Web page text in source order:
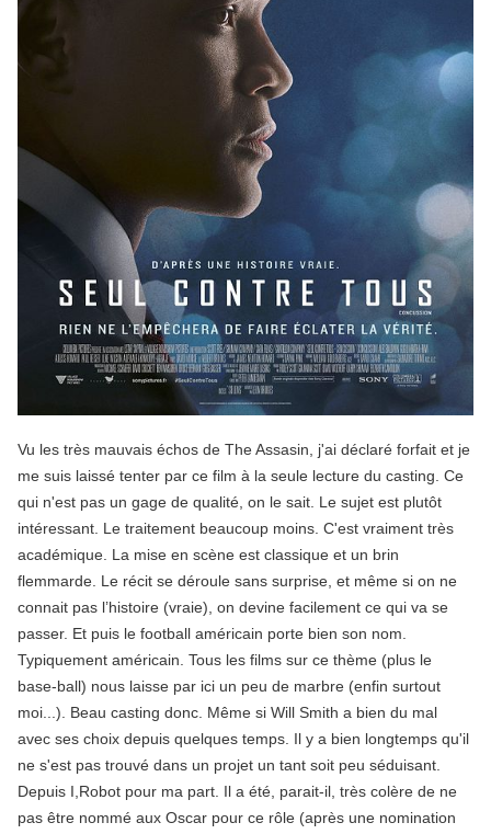
Vu les très mauvais échos de The Assasin, j'ai déclaré forfait et je
me suis laissé tenter par ce film à la seule lecture du casting. Ce
qui n'est pas un gage de qualité, on le sait. Le sujet est plutôt
intéressant. Le traitement beaucoup moins. C'est vraiment très
académique. La mise en scène est classique et un brin
flemmarde. Le récit se déroule sans surprise, et même si on ne
connait pas l’histoire (vraie), on devine facilement ce qui va se
passer. Et puis le football américain porte bien son nom.
Typiquement américain. Tous les films sur ce thème (plus le
base-ball) nous laisse par ici un peu de marbre (enfin surtout
moi...). Beau casting donc. Même si Will Smith a bien du mal
avec ses choix depuis quelques temps. Il y a bien longtemps qu'il
ne s'est pas trouvé dans un projet un tant soit peu séduisant.
Depuis I,Robot pour ma part. Il a été, parait-il, très colère de ne
pas être nommé aux Oscar pour ce rôle (après une nomination